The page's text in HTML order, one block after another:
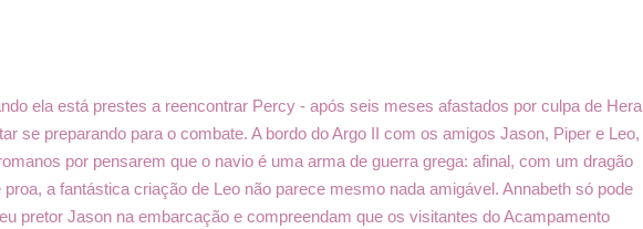
ela está prestes a reencontrar Percy - após seis meses afastados por culpa de Hera
se preparando para o combate. A bordo do Argo II com os amigos Jason, Piper e Leo,
por pensarem que o navio é uma arma de guerra grega: afinal, com um dragão
a fantástica criação de Leo não parece mesmo nada amigável. Annabeth só pode
pretor Jason na embarcação e compreendam que os visitantes do Acampamento